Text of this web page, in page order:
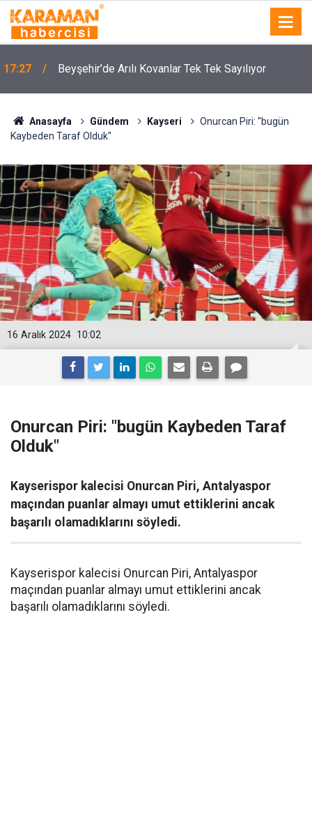
17:27 Beyşehir’de Arılı Kovanlar Tek Tek Sayılıyor
Anasayfa Gündem Kayseri
Onurcan Piri: "bugün
Kaybeden Taraf Olduk"
10:02
16 Aralık 2024
Onurcan Piri: "bugün Kaybeden Taraf
Olduk"
Kayserispor kalecisi Onurcan Piri, Antalyaspor
maçından puanlar almayı umut ettiklerini ancak
başarılı olamadıklarını söyledi.
Kayserispor kalecisi Onurcan Piri, Antalyaspor
maçından puanlar almayı umut ettiklerini ancak
başarılı olamadıklarını söyledi.